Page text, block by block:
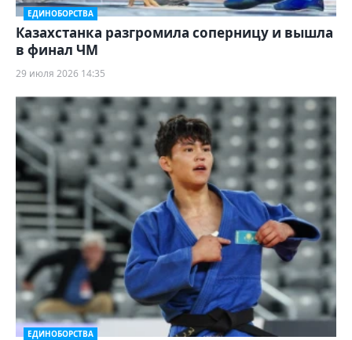
ЕДИНОБОРСТВА
Казахстанка разгромила соперницу и вышла
в финал ЧМ
29 июля 2026 14:35
ЕДИНОБОРСТВА